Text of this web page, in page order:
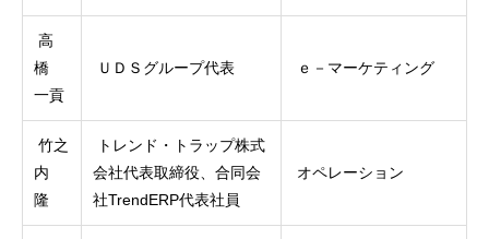
高
橋
一貢
ＵＤＳグループ代表 ｅ－マーケティング
竹之
内
隆
トレンド・トラップ株式
会社代表取締役、合同会
社TrendERP代表社員
オペレーション